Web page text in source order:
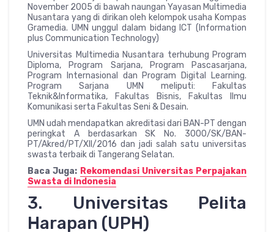
November 2005 di bawah naungan Yayasan Multimedia
Nusantara yang di dirikan oleh kelompok usaha Kompas
Gramedia. UMN unggul dalam bidang ICT (Information
plus Communication Technology)
Universitas Multimedia Nusantara terhubung Program
Diploma, Program Sarjana, Program Pascasarjana,
Program Internasional dan Program Digital Learning.
Program Sarjana UMN meliputi: Fakultas
Teknik&Informatika, Fakultas Bisnis, Fakultas Ilmu
Komunikasi serta Fakultas Seni & Desain.
UMN udah mendapatkan akreditasi dari BAN-PT dengan
peringkat A berdasarkan SK No. 3000/SK/BAN-
PT/Akred/PT/XII/2016 dan jadi salah satu universitas
swasta terbaik di Tangerang Selatan.
Baca Juga: Rekomendasi Universitas Perpajakan
Swasta di Indonesia
3. Universitas Pelita
Harapan (UPH)